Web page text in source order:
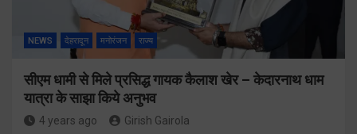
NEWS देहरादून मनोरंजन राज्य
सीएम धामी से मिले प्रसिद्ध गायक कैलाश खेर – केदारनाथ धाम
यात्रा के साझा किये अनुभव
4 years ago Girish Gairola